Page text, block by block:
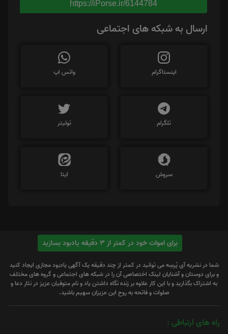
https://iPorse.ir/6144784
ارسال به شبکه های اجتماعی
اینستاگرام واتس اپ
تلگرام توئیتر
سروش ایتا
برای اموات خود در کمتر از 3 دقیقه یادبود بسازید
شما در نشریه آی پُرسِه می توانید در کمتر از چند دقیقه یک آگهی یادبود مجازی ایجاد کنید
و برای دوستان و آشنایان لینک اختصاصی آن را در شبکه های اجتماعی و گروه های مختلف
به اشتراک بگذارید و با این کار علاوه بر زنده نگاه داشتن یاد و نام متوفیان عزیز در نثار دعا و
صلوات و فاتحه به روح این عزیزان سهیم باشید.
راه های ارتباطی :